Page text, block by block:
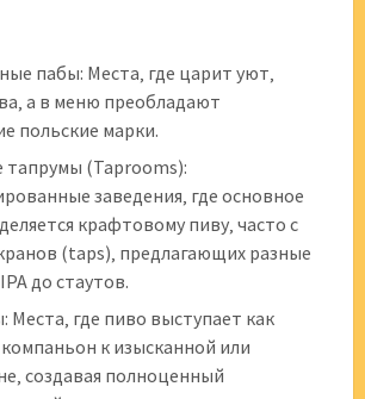
пабы: Места‚ где царит уют‚
а в меню преобладают
польские марки.
(Taprooms):
заведения‚ где основное
крафтовому пиву‚ часто с
(taps)‚ предлагающих разные
до стаутов.
Места‚ где пиво выступает как
к изысканной или
создавая полноценный